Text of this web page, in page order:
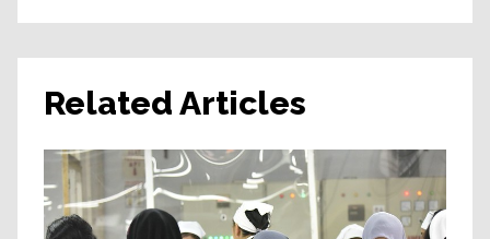
Related Articles